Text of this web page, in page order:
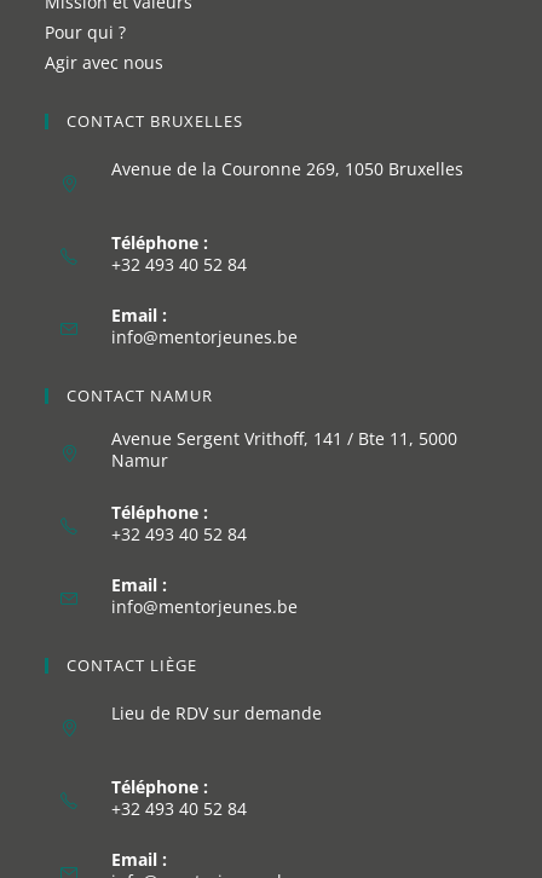
Pour qui ?
Agir avec nous
CONTACT BRUXELLES
Avenue de la Couronne 269, 1050 Bruxelles
Téléphone :
+32 493 40 52 84
Email :
info@mentorjeunes.be
CONTACT NAMUR
Avenue Sergent Vrithoff, 141 / Bte 11, 5000
Namur
Téléphone :
+32 493 40 52 84
Email :
info@mentorjeunes.be
CONTACT LIÈGE
Lieu de RDV sur demande
Téléphone :
+32 493 40 52 84
Email :